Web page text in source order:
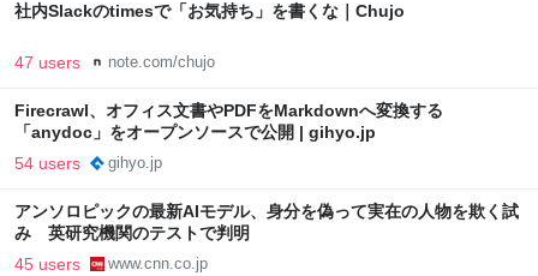
社内Slackのtimesで「お気持ち」を書くな｜Chujo
47 users note.com/chujo
Firecrawl、オフィス文書やPDFをMarkdownへ変換する
「anydoc」をオープンソースで公開 | gihyo.jp
54 users gihyo.jp
アンソロピックの最新AIモデル、身分を偽って実在の人物を欺く試
み 英研究機関のテストで判明
45 users www.cnn.co.jp